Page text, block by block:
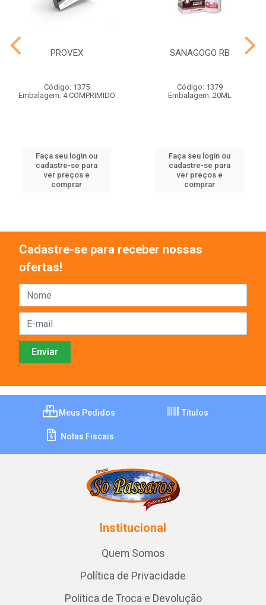
PROVEX
Código: 1375
Embalagem: 4 COMPRIMIDO
Faça seu login ou
cadastre-se para
ver preços e
comprar
SANAGOGO RB
Código: 1379
Embalagem: 20ML
Faça seu login ou
cadastre-se para
ver preços e
comprar
Cadastre-se para receber nossas
ofertas!
Meus Pedidos Títulos
Notas Fiscais
Institucional
Quem Somos
Política de Privacidade
Política de Troca e Devolução